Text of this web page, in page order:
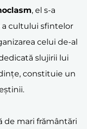
, el s-a
a cultului sfintelor
celui de-al
slujirii lui
constituie un
de mari frământări